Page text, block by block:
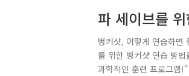
파 세이브를
벙커샷, 어떻게 연습하면
를 위한 벙커샷 연습 방
과학적인 훈련 프로그램